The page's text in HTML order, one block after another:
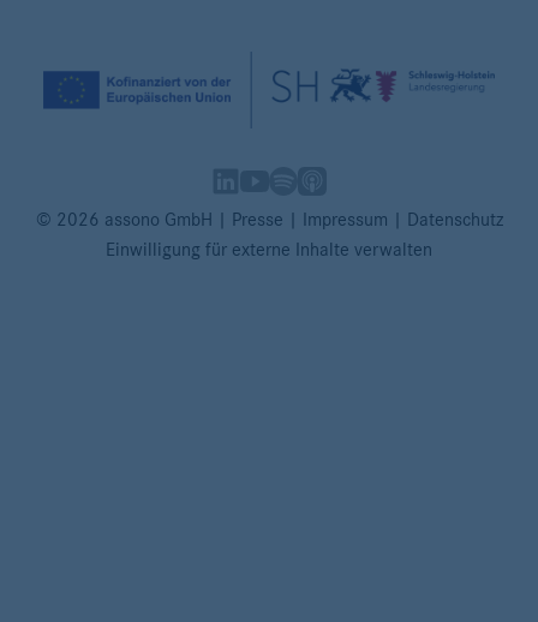
© 2026 assono GmbH Presse Impressum
Datenschutz
Einwilligung für externe Inhalte verwalten